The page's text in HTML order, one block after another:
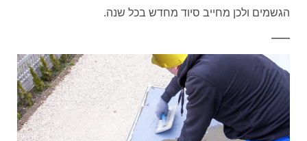
הגשמים ולכן מחייב סיוד מחדש בכל שנה.